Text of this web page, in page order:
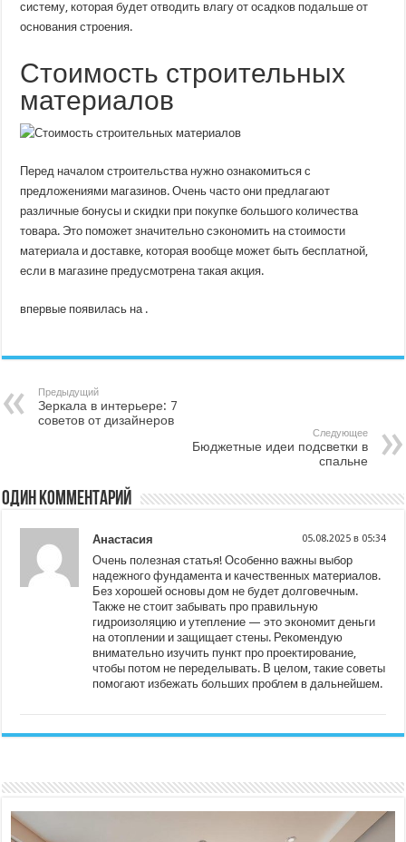
систему, которая будет отводить влагу от осадков подальше от
основания строения.
Стоимость строительных
материалов
Перед началом строительства нужно ознакомиться с
предложениями магазинов. Очень часто они предлагают
различные бонусы и скидки при покупке большого количества
товара. Это поможет значительно сэкономить на стоимости
материала и доставке, которая вообще может быть бесплатной,
если в магазине предусмотрена такая акция.
впервые появилась на .
Предыдущий
Зеркала в интерьере: 7
советов от дизайнеров
Следующее
Бюджетные идеи подсветки в
спальне
Один комментарий
Анастасия 05.08.2025 в 05:34
Очень полезная статья! Особенно важны выбор
надежного фундамента и качественных материалов.
Без хорошей основы дом не будет долговечным.
Также не стоит забывать про правильную
гидроизоляцию и утепление — это экономит деньги
на отоплении и защищает стены. Рекомендую
внимательно изучить пункт про проектирование,
чтобы потом не переделывать. В целом, такие советы
помогают избежать больших проблем в дальнейшем.